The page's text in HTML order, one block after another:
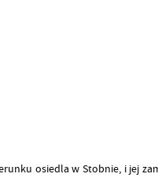
osiedla w Stobnie, i jej